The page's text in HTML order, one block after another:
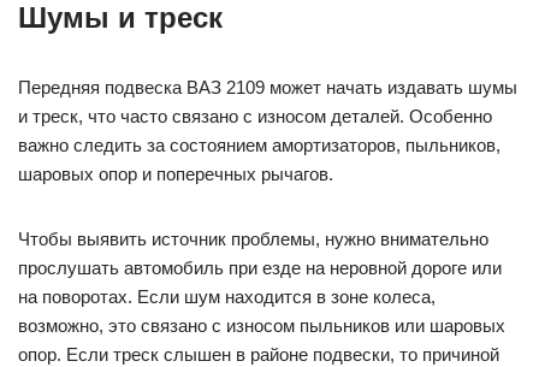
Шумы и треск
Передняя подвеска ВАЗ 2109 может начать издавать шумы
и треск, что часто связано с износом деталей. Особенно
важно следить за состоянием амортизаторов, пыльников,
шаровых опор и поперечных рычагов.
Чтобы выявить источник проблемы, нужно внимательно
прослушать автомобиль при езде на неровной дороге или
на поворотах. Если шум находится в зоне колеса,
возможно, это связано с износом пыльников или шаровых
опор. Если треск слышен в районе подвески, то причиной